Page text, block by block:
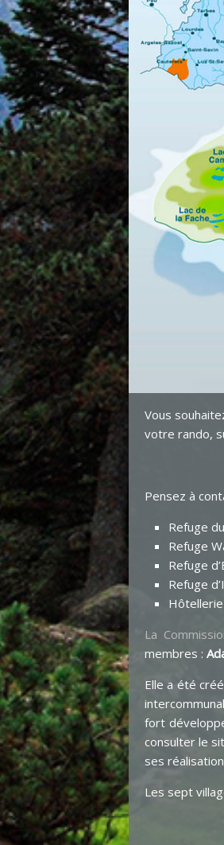
Vous
votre rando,
Pensez à
Refuge
Refuge
Refuge
Refuge
La
membres :
Elle a été
fort
consulter le
ses
Les sept